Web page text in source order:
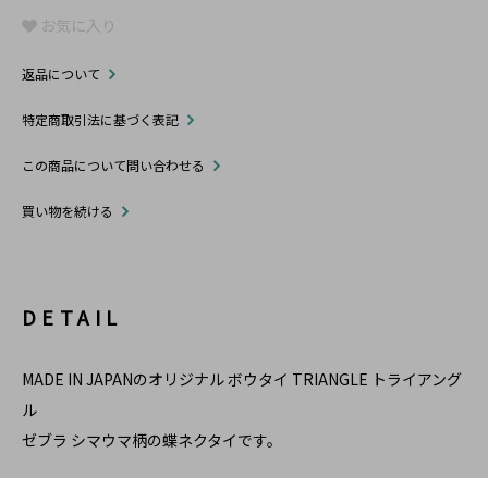
お気に入り
返品について
特定商取引法に基づく表記
この商品について問い合わせる
買い物を続ける
DETAIL
MADE IN JAPANのオリジナル ボウタイ TRIANGLE トライアング
ル
ゼブラ シマウマ柄の蝶ネクタイです。